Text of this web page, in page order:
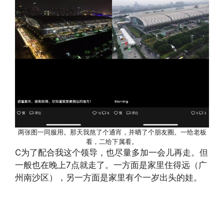
两张图一同服用。那天我熬了个通宵，并晒了个朋友圈。一给老板
看，二给下属看。
C为了配合我这个领导，也尽量多加一会儿再走。但
一般也在晚上7点就走了。一方面是家里住得远（广
州南沙区），另一方面是家里有个一岁出头的娃。